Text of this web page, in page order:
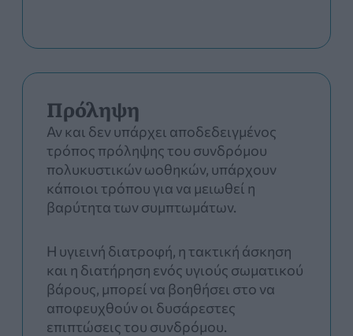
Πρόληψη
Αν και δεν υπάρχει αποδεδειγμένος
τρόπος πρόληψης του συνδρόμου
πολυκυστικών ωοθηκών, υπάρχουν
κάποιοι τρόπου για να μειωθεί η
βαρύτητα των συμπτωμάτων.
Η υγιεινή διατροφή, η τακτική άσκηση
και η διατήρηση ενός υγιούς σωματικού
βάρους, μπορεί να βοηθήσει στο να
αποφευχθούν οι δυσάρεστες
επιπτώσεις του συνδρόμου.